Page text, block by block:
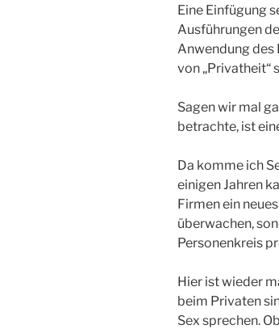
Eine Einfügung
Ausführungen
Anwendung des
von „Privatheit“
Sagen wir mal
betrachte, ist
Da komme ich
einigen Jahren
Firmen ein
überwachen,
Personenkreis
Hier ist wieder
beim Privaten
Sex sprechen.